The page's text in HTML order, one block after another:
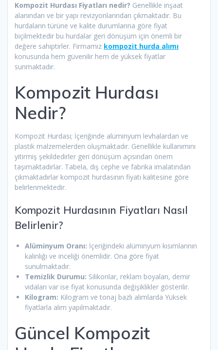
Kompozit Hurdası Fiyatları nedir? Genellikle inşaat
alanından ve bir yapı revizyonlarından çıkmaktadır. Bu
hurdaların türüne ve kalite durumlarına göre fiyat
biçilmektedir bu hurdalar geri dönüşüm için önemli bir
değere sahiptirler. Firmamız kompozit hurda alımı
konusunda hem güvenilir hem de yüksek fiyatlar
sunmaktadır.
Kompozit Hurdası
Nedir?
Kompozit Hurdası; İçeriğinde alüminyum levhalardan ve
plastik malzemelerden oluşmaktadır. Genellikle kullanımını
yitirmiş şekildedirler geri dönüşüm açısından önem
taşımaktadırlar. Tabela, dış cephe ve fabrika imalatından
çıkmaktadırlar kompozit hurdasının fiyatı kalitesine göre
belirlenmektedir.
Kompozit Hurdasının Fiyatları Nasıl
Belirlenir?
Alüminyum Oranı: İçeriğindeki alüminyum kısımlarının
kalınlığı ve inceliği önemlidir. Ona göre fiyat
sunulmaktadır.
Temizlik Durumu: Silikonlar, reklam boyaları, demir
vidaları var ise fiyat konusunda değişiklikler gösterilir.
Kilogram: Kilogram ve tonaj bazlı alımlarda Yüksek
fiyatlarla alım yapılmaktadır.
Güncel Kompozit